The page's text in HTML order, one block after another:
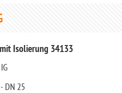
Isolierung 34133
DN 25